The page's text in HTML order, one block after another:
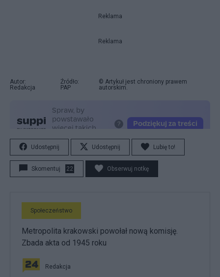
Reklama
Reklama
Autor:
Redakcja
Źródło:
PAP
© Artykuł jest chroniony prawem
autorskim.
Udostępnij Udostępnij Lubię to!
Skomentuj 22 Obserwuj notkę
Społeczeństwo
Metropolita krakowski powołał nową komisję.
Zbada akta od 1945 roku
Redakcja